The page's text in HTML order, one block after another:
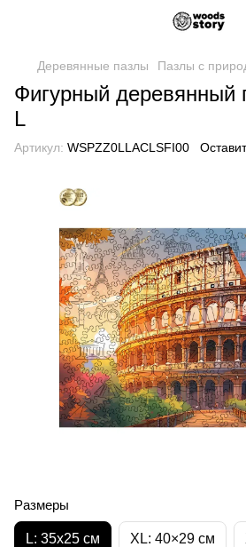
Деревянные пазлы Пазлы с
Фигурный деревянный
L
Артикул: WSPZZ0LLACLSFI00
Размеры
L: 35х25 см XL: 40×29 см